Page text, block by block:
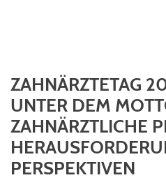
ZAHNÄRZTETAG
UNTER DEM
ZAHNÄRZTLICHE
PERSPEKTIVEN